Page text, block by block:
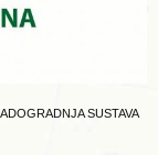
SUSTAVA